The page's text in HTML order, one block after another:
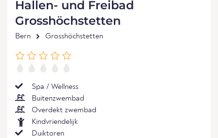
Hallen- und Freibad
Grosshöchstetten
Bern Grosshöchstetten
Spa / Wellness
Buitenzwembad
Overdekt zwembad
Kindvriendelijk
Duiktoren